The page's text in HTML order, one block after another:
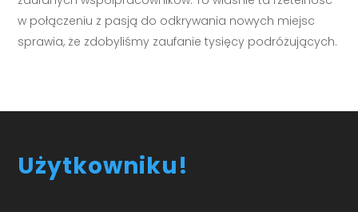
w połączeniu z pasją do odkrywania nowych miejsc
sprawia, że zdobyliśmy zaufanie tysięcy podróżujących.
Użytkowniku!